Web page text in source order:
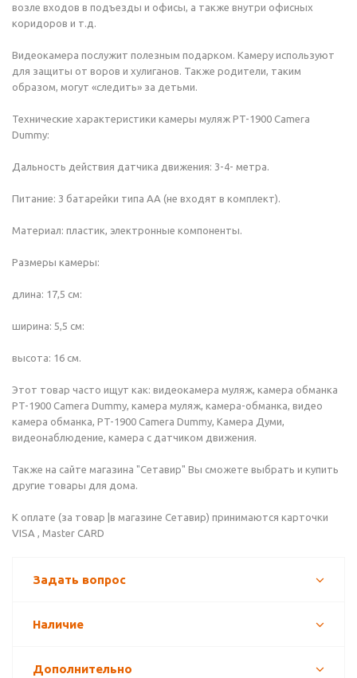
возле входов в подъезды и офисы, а также внутри офисных
коридоров и т.д.
Видеокамера послужит полезным подарком. Камеру используют
для защиты от воров и хулиганов. Также родители, таким
образом, могут «следить» за детьми.
Технические характеристики камеры муляж PT-1900 Camera
Dummy:
Дальность действия датчика движения: 3-4- метра.
Питание: 3 батарейки типа АА (не входят в комплект).
Материал: пластик, электронные компоненты.
Размеры камеры:
длина: 17,5 см:
ширина: 5,5 см:
высота: 16 см.
Этот товар часто ищут как: видеокамера муляж, камера обманка
PT-1900 Camera Dummy, камера муляж, камера-обманка, видео
камера обманка, PT-1900 Camera Dummy, Камера Думи,
видеонаблюдение, камера с датчиком движения.
Также на сайте магазина "Сетавир" Вы сможете выбрать и купить
другие товары для дома.
К оплате (за товар |в магазине Сетавир) принимаются карточки
VISA , Master CARD
Задать вопрос
Наличие
Дополнительно